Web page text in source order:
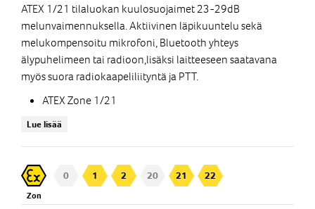
ATEX 1/21 tilaluokan kuulosuojaimet 23-29dB
melunvaimennuksella. Aktiivinen läpikuuntelu sekä
melukompensoitu mikrofoni, Bluetooth yhteys
älypuhelimeen tai radioon,lisäksi laitteeseen saatavana
myös suora radiokaapeliliityntä ja PTT.
ATEX Zone 1/21
Erittäin selkeä äänenlaatu myös
meluisessa ympäristössä
Bluetooth yhteys puhelinkäyttöön sekä audion
kuunteluun
Lue lisää
Zon
0 1 2 20 21 22